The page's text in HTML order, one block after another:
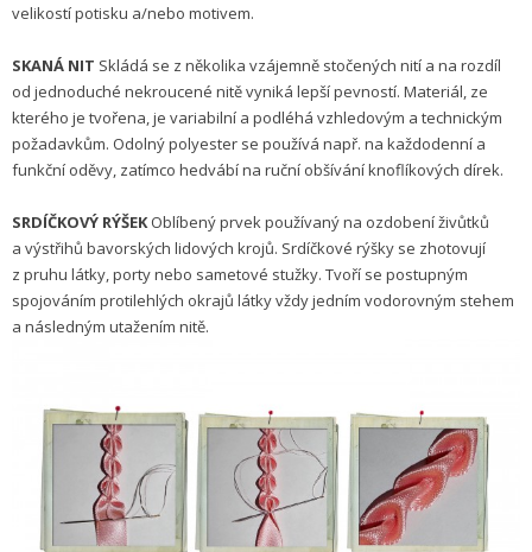
velikostí potisku a/nebo motivem.
SKANÁ NIT Skládá se z několika vzájemně stočených nití a na rozdíl
od jednoduché nekroucené nitě vyniká lepší pevností. Materiál, ze
kterého je tvořena, je variabilní a podléhá vzhledovým a technickým
požadavkům. Odolný polyester se používá např. na každodenní a
funkční oděvy, zatímco hedvábí na ruční obšívání knoflíkových dírek.
SRDÍČKOVÝ RÝŠEKOblíbený prvek používaný na ozdobení živůtků
a výstřihů bavorských lidových krojů. Srdíčkové rýšky se zhotovují
z pruhu látky, porty nebo sametové stužky. Tvoří se postupným
spojováním protilehlých okrajů látky vždy jedním vodorovným stehem
a následným utažením nitě.